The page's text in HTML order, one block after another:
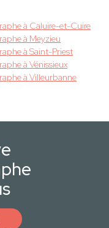
à Caluire-et-Cuire
à Meyzieu
à Saint-Priest
à Vénissieux
à Villeurbanne